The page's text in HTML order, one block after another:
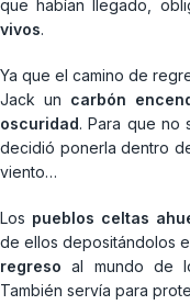
que habían llegado,
vivos.
Ya que el camino de
Jack un carbón
oscuridad. Para que no
decidió ponerla dentro
viento…
Los pueblos celtas
de ellos depositándolos
regreso al mundo de
También servía para